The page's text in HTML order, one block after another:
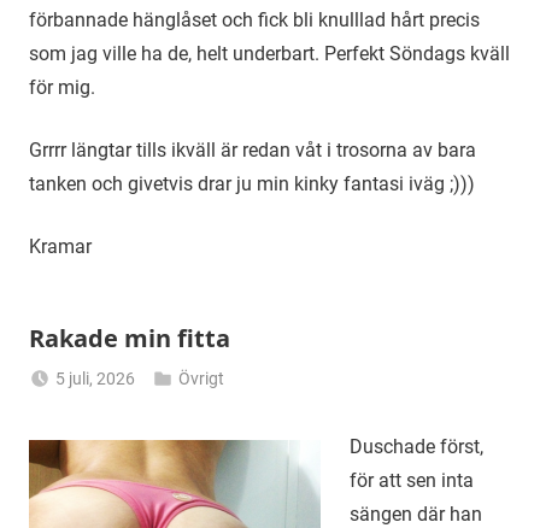
förbannade hänglåset och fick bli knulllad hårt precis
som jag ville ha de, helt underbart. Perfekt Söndags kväll
för mig.
Grrrr längtar tills ikväll är redan våt i trosorna av bara
tanken och givetvis drar ju min kinky fantasi iväg ;)))
Kramar
Rakade min fitta
5 juli, 2026
Övrigt
Duschade först,
för att sen inta
sängen där han